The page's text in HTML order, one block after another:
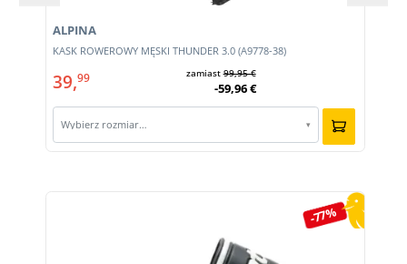
KASK ROWEROWY MĘSKI THUNDER 3.0 (A9778-38)
ALPINA
39,99 zamiast99,95 €
-59,96 €
Wybierz rozmiar… ▾
-77%